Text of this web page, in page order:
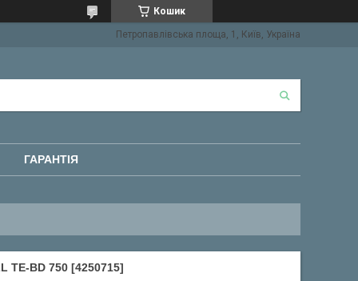
Кошик
Петропавлівська площа, 1, Київ, Україна
ГАРАНТІЯ
BD 750 [4250715]